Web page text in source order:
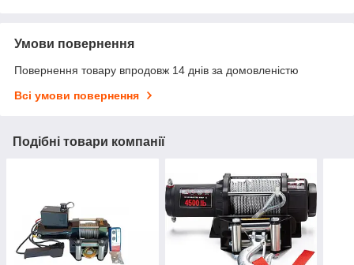
Умови повернення
Повернення товару впродовж 14 днів за домовленістю
Всі умови повернення
Подібні товари компанії